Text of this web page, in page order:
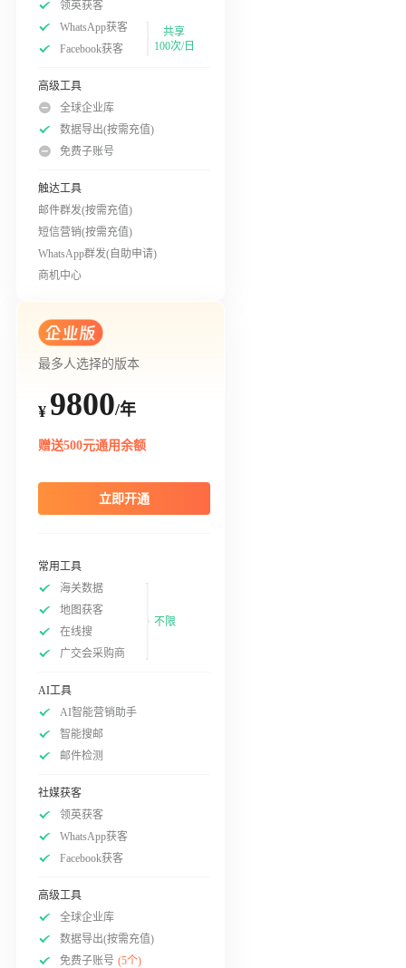
领英获客
WhatsApp获客
Facebook获客
共享
100次/日
高级工具
全球企业库
数据导出(按需充值)
免费子账号
触达工具
邮件群发(按需充值)
短信营销(按需充值)
WhatsApp群发(自助申请)
商机中心
最多人选择的版本
¥ 9800/年
赠送500元通用余额
立即开通
常用工具
海关数据
地图获客
在线搜
广交会采购商
不限
AI工具
AI智能营销助手
智能搜邮
邮件检测
社媒获客
领英获客
WhatsApp获客
Facebook获客
高级工具
全球企业库
数据导出(按需充值)
免费子账号 (5个)